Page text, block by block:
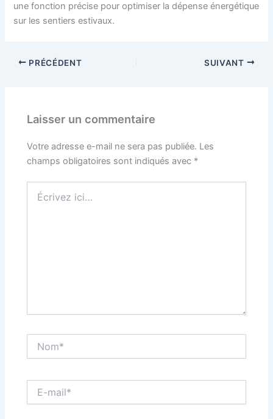
une fonction précise pour optimiser la dépense énergétique
sur les sentiers estivaux.
PRÉCÉDENT SUIVANT
Laisser un commentaire
Votre adresse e-mail ne sera pas publiée. Les
champs obligatoires sont indiqués avec *
ici…
mail*